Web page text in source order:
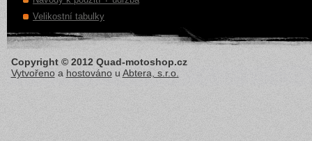
Velikostní tabulky
Copyright © 2012 Quad-motoshop.cz
Vytvořenoa hostovánou Abtera, s.r.o.